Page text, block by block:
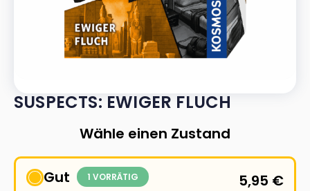
SUSPECTS: EWIGER FLUCH
Wähle einen Zustand
Gut 1 VORRÄTIG 5,95 €